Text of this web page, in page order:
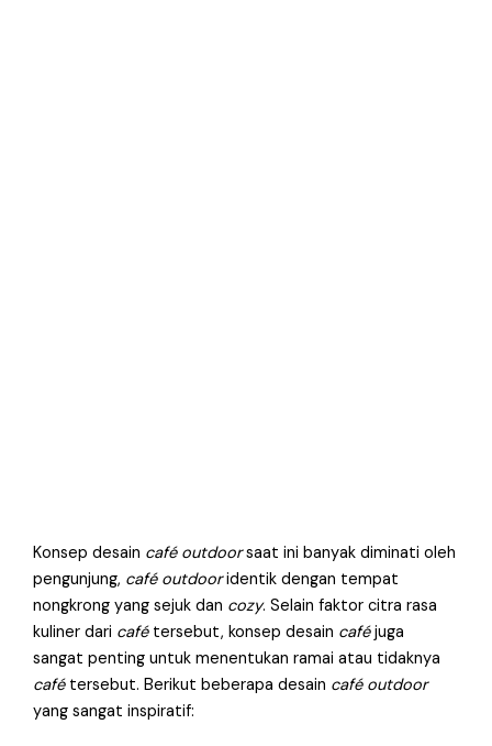
Konsep desain café outdoorsaat ini banyak diminati oleh
pengunjung, café outdooridentik dengan tempat
nongkrong yang sejuk dan cozy. Selain faktor citra rasa
kuliner dari cafétersebut, konsep desain caféjuga
sangat penting untuk menentukan ramai atau tidaknya
cafétersebut. Berikut beberapa desain café outdoor
yang sangat inspiratif: